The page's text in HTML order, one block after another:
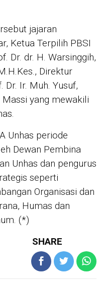
jajaran
Ketua Terpilih PBSI
Dr. dr. H. Warsinggih,
Direktur
Dr. Ir. Muh. Yusuf,
Massi yang mewakili
Unhas periode
Dewan Pembina
Unhas dan pengurus
seperti
Organisasi dan
Humas dan
(*)
SHARE